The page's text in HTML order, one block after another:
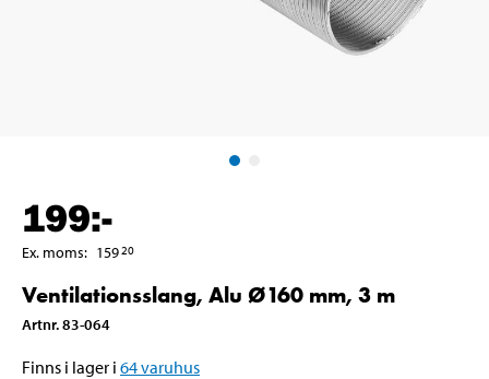
199:-
Ex. moms: 15920
Ventilationsslang, Alu Ø160 mm, 3 m
Artnr.83-064
Finns i lager i 64varuhus